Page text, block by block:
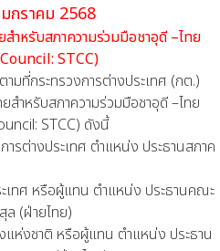
กราคม 2568
ำหรับสภาความร่วมมือชาอุดี –ไทย
STCC)
ระทรวงการต่างประเทศ (กต.)
ำหรับสภาความร่วมมือชาอุดี –ไทย
STCC) ดังนี้
ต่างประเทศ ตำแหน่ง ประธานสภาค
ศ หรือผู้แทน ตำแหน่ง ประธานคณะ
ล (ฝ่ายไทย)
งชาติ หรือผู้แทน ตำแหน่ง ประธาน